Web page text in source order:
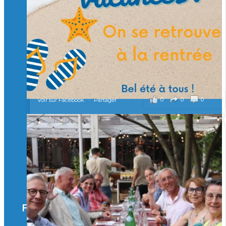
Merci à tous !
🎯 Taxe d’apprentissage 2026 : avec l'Isep, investissez pour
un numérique au service de l'humain !
À l’Isep, nous formons des ingénieurs, des bachelors, des
Mastères Spécialisés, qui allient excellence technologique et
valeurs humaines, au cœur de notre pro
...Voir plus
il y a 3 mois
0 0 0
Voir sur Facebook · Partager
🚀Afterwork à Genève 🚀
🥳 Le 22 avril dernier, 14 Alumni vivant / travaillant
en Suisse ont partagé un moment convivial de
retrouvailles et d'échanges !
Merci à tous pour votre présence et à Alexandre
CHEA pour l'organisation !
il y a 3 mois
Facebook